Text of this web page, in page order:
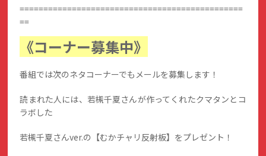
===============================================
==
《コーナー募集中》
番組では次のネタコーナーでもメールを募集します！
読まれた人には、若槻千夏さんが作ってくれたクマタンとコ
ラボした
若槻千夏さんver.の【むかチャリ反射板】をプレゼント！